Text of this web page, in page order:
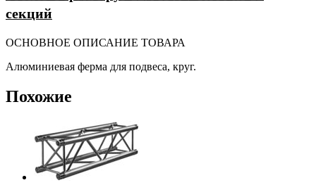
секций
ОСНОВНОЕ ОПИСАНИЕ ТОВАРА
Алюминиевая ферма для подвеса, круг.
Похожие